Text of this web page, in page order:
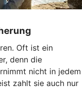
Oft ist ein
denn die
nicht in jedem
zahlt sie auch nur